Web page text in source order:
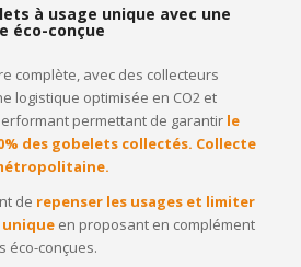
à usage unique avec une
éco-conçue
complète, avec des collecteurs
logistique optimisée en CO2 et
permettant de garantir le
des gobelets collectés. Collecte
de repenser les usages et limiter
uniqueen proposant en complément
éco-conçues.